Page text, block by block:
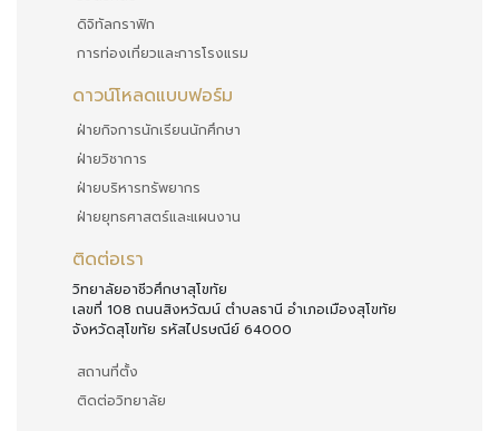
ดิจิทัลกราฟิก
การท่องเที่ยวและการโรงแรม
ดาวน์โหลดแบบฟอร์ม
ฝ่ายกิจการนักเรียนนักศึกษา
ฝ่ายวิชาการ
ฝ่ายบริหารทรัพยากร
ฝ่ายยุทธศาสตร์และแผนงาน
ติดต่อเรา
วิทยาลัยอาชีวศึกษาสุโขทัย
เลขที่ 108 ถนนสิงหวัฒน์ ตำบลธานี อำเภอเมืองสุโขทัย
จังหวัดสุโขทัย รหัสไปรษณีย์ 64000
สถานที่ตั้ง
ติดต่อวิทยาลัย